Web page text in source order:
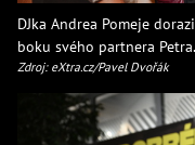
DJka Andrea Pomeje
boku svého partnera Petra.
Zdroj: eXtra.cz/Pavel Dvořák